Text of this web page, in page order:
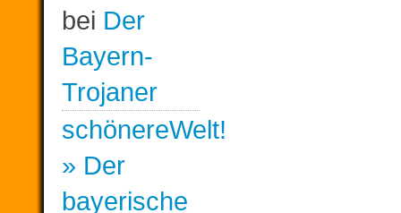
bei Der
Bayern-
Trojaner
schönereWelt!
» Der
bayerische